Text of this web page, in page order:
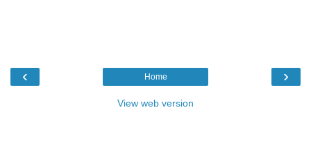
‹ ›
Home
View web version